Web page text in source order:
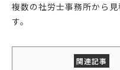
複数の社労士事務所から
す。